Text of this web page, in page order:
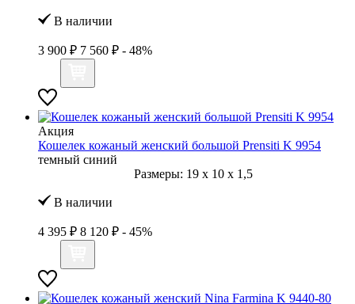
В наличии
3 900 ₽ 7 560 ₽ - 48%
Акция
Кошелек кожаный женский большой Prensiti K 9954
темный синий
Размеры: 19 x 10 x 1,5
В наличии
4 395 ₽ 8 120 ₽ - 45%